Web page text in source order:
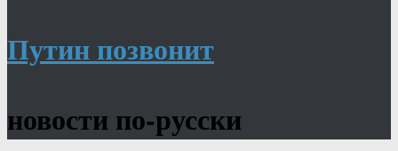
Путин позвонит
новости по-русски